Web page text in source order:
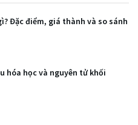
Đặc điểm, giá thành và so sánh
hóa học và nguyên tử khối